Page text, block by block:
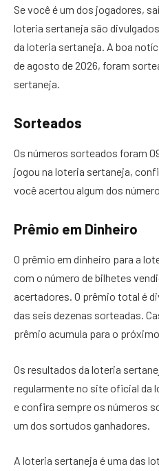
Se você é um dos jogadores,
loteria sertaneja são
da loteria sertaneja. A boa
de agosto de 2026, foram
sertaneja.
Sorteados
Os números sorteados foram
jogou na loteria sertaneja,
você acertou algum dos
Prêmio em Dinheiro
O prêmio em dinheiro para a
com o número de bilhetes
acertadores. O prêmio total é
das seis dezenas sorteadas.
prêmio acumula para o
Os resultados da loteria
regularmente no site oficial da
e confira sempre os números
um dos sortudos ganhadores.
A loteria sertaneja é uma das